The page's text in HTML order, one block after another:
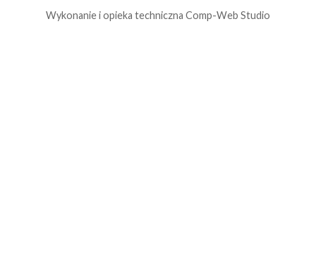
Wykonanie i opieka techniczna Comp-Web Studio